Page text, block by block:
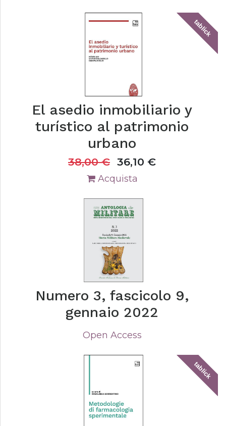
tablick
El asedio inmobiliario y
turístico al patrimonio
urbano
38,00€ 36,10 €
Acquista
Numero 3, fascicolo 9,
gennaio 2022
Open Access
tablick